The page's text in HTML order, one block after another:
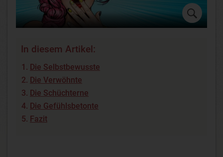
In diesem Artikel:
Die Selbstbewusste
Die Verwöhnte
Die Schüchterne
Die Gefühlsbetonte
Fazit